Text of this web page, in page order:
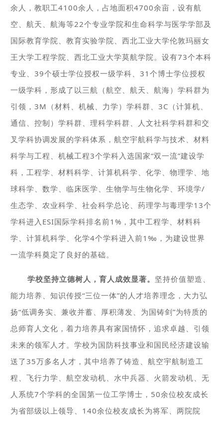
余人，教职工4100余人，占地面积4700余亩，设有航
空、航天、航海等22个专业学院和生命科学与医学学部及
国际教育学院、教育实验学院、西北工业大学伦敦玛丽女
王大学工程学院、西北工业大学莫航学院。设有73个本科
专业、39个硕士学位授权一级学科、31个博士学位授权
一级学科，形成了以三航（航空、航天、航海）学科群为
引领，3M（材料、机械、力学）学科群、3C（计算机、
通信、控制）学科群、理科学科群、人文社科学科群和交
叉学科协调发展的学科体系，航空宇航科学与技术、材料
科学与工程、机械工程3个学科入选国家“双一流”建设学
科，工程学、材料科学、计算机科学、化学、物理学、地
球科学、数学、临床医学、生物学与生物化学、环境学/
生态学、农业科学、社会科学总论、药理学与毒理学13个
学科进入ESI国际学科排名前1%，其中工程学、材料科
学、计算机科学、化学4个学科进入前1‰，为建设世界
一流学科奠定了良好的基础。
学校坚持立德树人，育人成效显著。 坚持价值塑造、
能力培养、知识传授“三位一体”的人才培养理念，大力弘
扬“低调务实、兼收并蓄、厚积薄发、为国铸剑”为特质的
总师育人文化，着力培养具有家国情怀，追求卓越、引领
未来的领军人才。学校为国防科技事业和国民经济建设输
送了35万多名人才，其中培养了铸造、航空宇航制造工
程、飞行力学、航空发动机、水中兵器、火箭发动机、无
人系统7个学科的全国第一位工学博士，50余位校友成长
为省部级以上领导、140余位校友成长为将军、两院院